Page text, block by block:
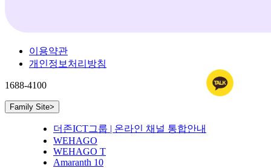
이용약관
개인정보처리방침
1688-4100
Family Site>
더존ICT그룹 | 온라인 채널 통합안내
WEHAGO
WEHAGO T
Amaranth 10